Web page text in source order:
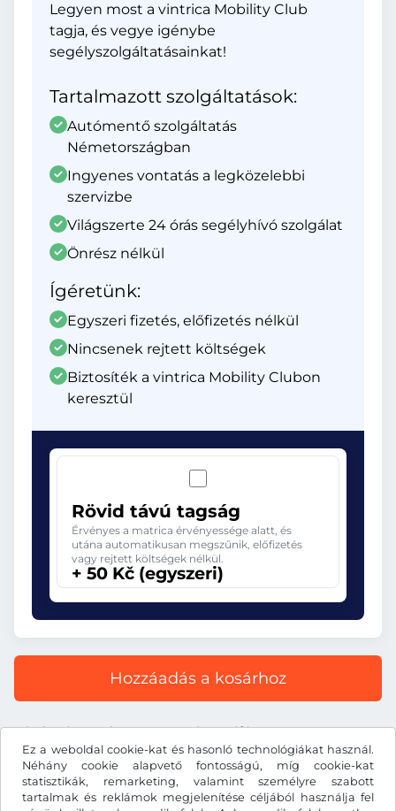
Ez a weboldal cookie-kat és hasonló technológiákat használ.
Néhány cookie alapvető fontosságú, míg cookie-kat
statisztikák, remarketing, valamint személyre szabott
tartalmak és reklámok megjelenítése céljából használja fel
Legyen most a vintrica Mobility Club
tagja, és vegye igénybe
segélyszolgáltatásainkat!
Tartalmazott szolgáltatások:
Autómentő szolgáltatás
Németországban
Ingyenes vontatás a legközelebbi
szervizbe
Világszerte 24 órás segélyhívó szolgálat
Önrész nélkül
Ígéretünk:
Egyszeri fizetés, előfizetés nélkül
Nincsenek rejtett költségek
Biztosíték a vintrica Mobility Clubon
keresztül
Rövid távú tagság
Érvényes a matrica érvényessége alatt, és
utána automatikusan megszűnik, előfizetés
vagy rejtett költségek nélkül.
+ 50 Kč (egyszeri)
Hozzáadás a kosárhoz
Minden ár tartalmazza a törvényes áfát.